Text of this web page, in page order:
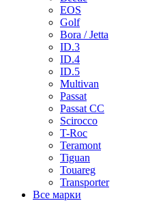
EOS
Golf
Bora / Jetta
ID.3
ID.4
ID.5
Multivan
Passat
Passat CC
Scirocco
T-Roc
Teramont
Tiguan
Touareg
Transporter
Все марки